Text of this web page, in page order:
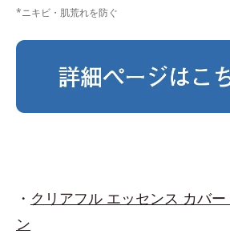
*ニキビ・肌荒れを防ぐ
・ クリアフル エッセンス カバ
ン